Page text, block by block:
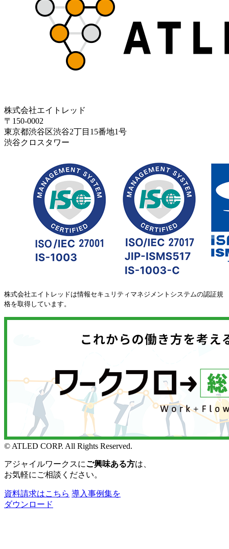
株式会社エイトレッド
〒150-0002
東京都渋谷区渋谷2丁目15番地1号
渋谷クロスタワー
株式会社エイトレッドは情報セキュリティマネジメントシステムの認証規
格を取得しています。
© ATLED CORP. All Rights Reserved.
アジャイルワークスにご興味ある方は、
お気軽にご相談ください。
資料請求はこちら 導入事例集を
ダウンロード